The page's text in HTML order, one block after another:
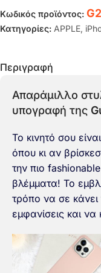
Κωδικός προϊόντος:
Κατηγορίες: APPLE,
Περιγραφή
Απαράμιλλο
υπογραφή της
Το κινητό σου
όπου κι αν
την πιο
βλέμματα! Το
τρόπο να σε
εμφανίσεις και να